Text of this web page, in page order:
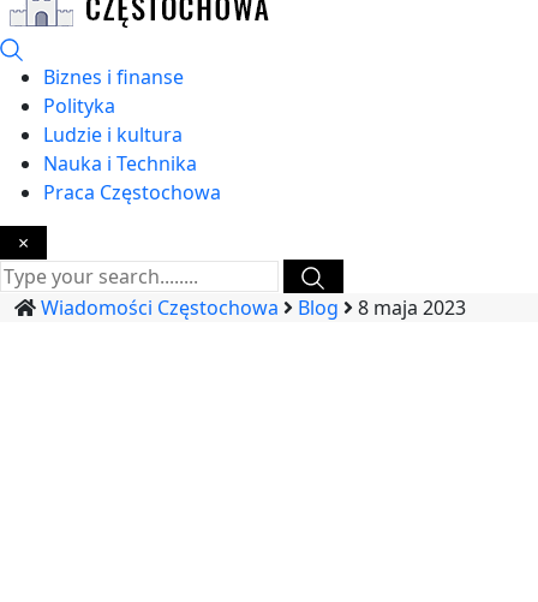
Biznes i finanse
Polityka
Ludzie i kultura
Nauka i Technika
Praca Częstochowa
×
Wiadomości Częstochowa Blog 8 maja 2023